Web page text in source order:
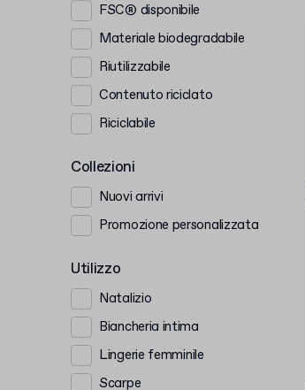
FSC® disponibile
Materiale biodegradabile
Riutilizzabile
Contenuto riciclato
Riciclabile
Collezioni
Nuovi arrivi
Promozione personalizzata
Utilizzo
Natalizio
Biancheria intima
Lingerie femminile
Scarpe